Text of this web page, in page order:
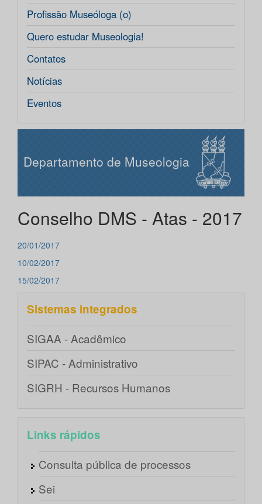
Profissão Museóloga (o)
Quero estudar Museologia!
Contatos
Notícias
Eventos
Departamento de Museologia
Conselho DMS - Atas - 2017
20/01/2017
10/02/2017
15/02/2017
Sistemas integrados
SIGAA - Acadêmico
SIPAC - Administrativo
SIGRH - Recursos Humanos
Links rápidos
Consulta pública de processos
Sei